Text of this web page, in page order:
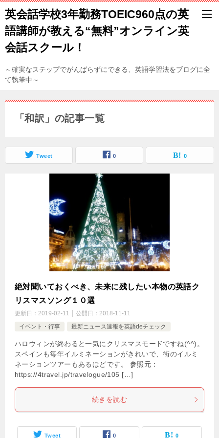
英会話学校3年勤務TOEIC960点の英
語講師が教える“無料”オンライン英
会話スクール！
～確実なステップでがんばらずにできる、英語学習法をブログに全
て執筆中～
「和訳」の記事一覧
Tweet 0 0
絶対聞いておくべき、未来に残したい本物の英語ク
リスマスソング１０選
更新日： 2019-02-11 公開日： 2018-11-11
イベント・行事
最新ニュース速報を英語deチェック
ハロウィンが終わると一気にクリスマスモードですね(^^)。
スペインも毎年イルミネーションがきれいで、街のイルミ
ネーションツアーもあるほどです。 参照元：
https://4travel.jp/travelogue/105 […]
続きを読む
Tweet 0 0